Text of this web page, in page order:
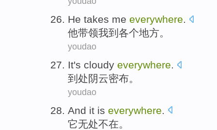
He takes me everywhere.
他带领我到各个地方。
youdao
It's cloudy everywhere.
到处 阴云密布。
youdao
And it is everywhere
它无处不在。